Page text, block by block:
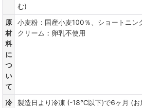
む)
原
材
料
に
つ
い
て
小麦粉：国産小麦100％、ショートニン
クリーム：卵乳不使用
冷
製造日より冷凍 (-18℃以下)で6ヶ月 (お